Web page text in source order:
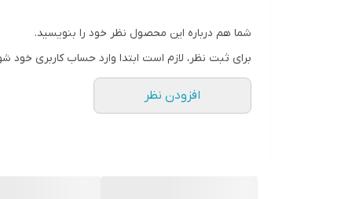
شما هم درباره این محصول نظر خود را بنویسید.
برای ثبت نظر، لازم است ابتدا وارد حساب کاربری خود
افزودن نظر